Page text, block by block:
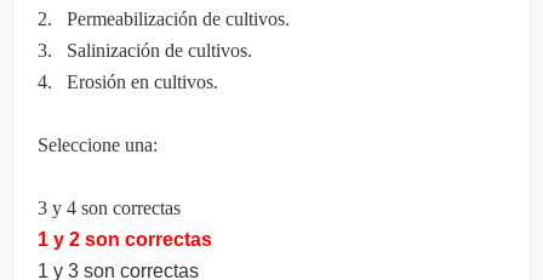
2. Permeabilización de cultivos.
3. Salinización de cultivos.
4. Erosión en cultivos.
Seleccione una:
3 y 4 son correctas
1 y 2 son correctas
1 y 3 son correctas